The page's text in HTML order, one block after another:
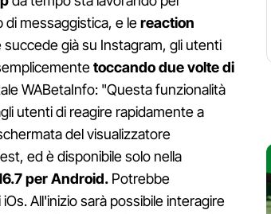
di messaggistica, e lereaction
già su Instagram, gli utenti
toccando due volte di
WABetaInfo: "Questa funzionalità
utenti di reagire rapidamente a
del visualizzatore
ed è disponibile solo nella
per Android. Potrebbe
All'inizio sarà possibile interagire